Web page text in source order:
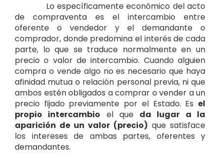
Lo específicamente económico del acto
de compraventa es el intercambio entre
oferente o vendedor y el demandante o
comprador, donde predomina el interés de cada
parte, lo que se traduce normalmente en un
precio o valor de intercambio. Cuando alguien
compra o vende algo no es necesario que haya
afinidad mutua o relación personal previa, ni que
ambos estén obligados a comprar o vender a un
precio fijado previamente por el Estado. Es el
propio intercambio el que da lugar a la
aparición de un valor (precio) que satisface
los intereses de ambas partes, oferentes y
demandantes.